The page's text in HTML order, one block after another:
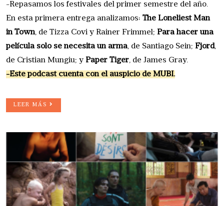
-Repasamos los festivales del primer semestre del año.
En esta primera entrega analizamos: The Loneliest Man
in Town, de Tizza Covi y Rainer Frimmel; Para hacer una
película solo se necesita un arma, de Santiago Sein; Fjord,
de Cristian Mungiu; y Paper Tiger, de James Gray.
-Este podcast cuenta con el auspicio de MUBI.
LEER MÁS